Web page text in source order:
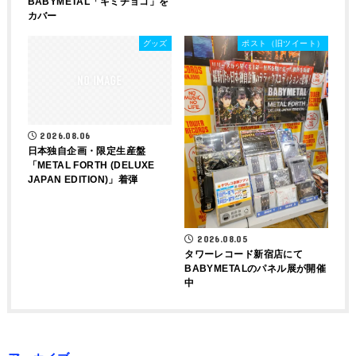
カバー
グッズ
2026.08.06
日本独自企画・限定生産盤
「METAL FORTH (DELUXE
JAPAN EDITION)」着弾
ポスト（旧ツイート）
2026.08.05
タワーレコード新宿店にて
BABYMETALのパネル展が開催
中